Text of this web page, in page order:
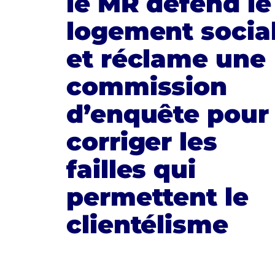
logement
et réclame une
commission
d’enquête pour
corriger les
failles qui
permettent le
clientélisme